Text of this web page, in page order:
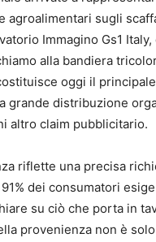
agroalimentari sugli
Immagino Gs1
alla bandiera
oggi il
grande distribuzione
altro claim pubblicitario.
riflette una precisa
dei consumatori
su ciò che porta in
provenienza non è